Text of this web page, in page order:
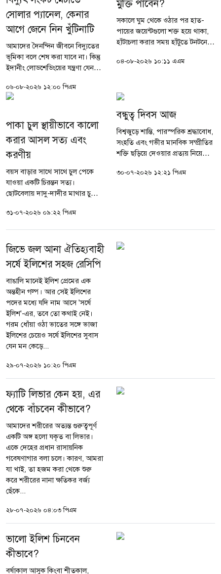
সোলার প্যানেল, কেনার
আগে জেনে নিন খুঁটিনাটি
আমাদের দৈনন্দিন জীবনে বিদ্যুতের
ভূমিকা বলে শেষ করা যাবে না। কিন্তু
ইদানীং লোডশেডিংয়ের যন্ত্রণা যেন
কাজের মাঝে হুটহাট বিদ্যুৎ চলে
গেলে জীবন স্তব্ধ হয়ে পড়ে। এমন...
০৬-০৮-২০২৬ ১২:০০ পিএম
মুক্তি পাবেন?
সকালে ঘুম থেকে ওঠার পর হাত-
পায়ের জয়েন্টগুলো শক্ত হয়ে থাকা,
হাঁটাচলা করার সময় হাঁটুতে টনটনে
পরিচিত এক চিত্র। একসময় মনে করা
০৪-০৮-২০২৬ ১০:১১ এএম
পাকা চুল স্থায়ীভাবে কালো
করার আসল সত্য এবং
করণীয়
বয়স বাড়ার সাথে সাথে চুল পেকে
যাওয়া একটি চিরন্তন সত্য।
ছোটবেলায় দাদু-দাদীর মাথার চুলে
দেখা যেত। কিন্তু এখন সেই দৃশ্য
৩১-০৭-২০২৬ ০৯:২২ পিএম
বন্ধুত্ব দিবস আজ
বিশ্বজুড়ে শান্তি, পারস্পরিক শ্রদ্ধাবোধ,
সংহতি এবং গভীর মানবিক সম্প্রীতির
শক্তি ছড়িয়ে দেওয়ার প্রত্যয় নিয়ে
পালিত হচ্ছে আন্তর্জাতিক বন্ধুত্ব
৩০-০৭-২০২৬ ১২:২১ পিএম
জিভে জল আনা ঐতিহ্যবাহী
সর্ষে ইলিশের সহজ রেসিপি
বাঙালি মানেই ইলিশ প্রেমের এক
অন্তহীন গল্প। আর সেই ইলিশের
পদের মধ্যে যদি নাম আসে 'সর্ষে
ইলিশ'-এর, তবে তো কথাই নেই।
গরম ধোঁয়া ওঠা ভাতের সঙ্গে ভাজা
ইলিশের চেয়েও সর্ষে ইলিশের সুবাস
যেন মন কেড়ে...
২৯-০৭-২০২৬ ১০:২০ পিএম
ফ্যাটি লিভার কেন হয়, এর
থেকে বাঁচবেন কীভাবে?
আমাদের শরীরের অত্যন্ত গুরুত্বপূর্ণ
একটি অঙ্গ হলো যকৃত বা লিভার।
একে দেহের প্রধান রাসায়নিক
গবেষণাগার বলা চলে। কারণ, আমরা
যা খাই, তা হজম করা থেকে শুরু
করে শরীরের নানা ক্ষতিকর বর্জ্য
ছেঁকে...
২৮-০৭-২০২৬ ০৪:০৩ পিএম
ভালো ইলিশ চিনবেন
কীভাবে?
বর্ষাকাল আসুক কিংবা শীতকাল,